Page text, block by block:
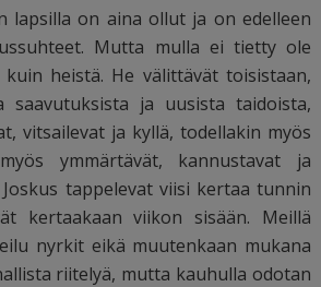
lapsilla on aina ollut ja on edelleen
Mutta mulla ei tietty ole
heistä. He välittävät toisistaan,
saavutuksista ja uusista taidoista,
vitsailevat ja kyllä, todellakin myös
ymmärtävät, kannustavat ja
tappelevat viisi kertaa tunnin
kertaakaan viikon sisään. Meillä
nyrkit eikä muutenkaan mukana
riitelyä, mutta kauhulla odotan